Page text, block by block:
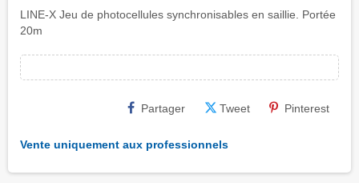
LINE-X Jeu de photocellules synchronisables en saillie. Portée
20m
Partager Tweet Pinterest
Vente uniquement aux professionnels